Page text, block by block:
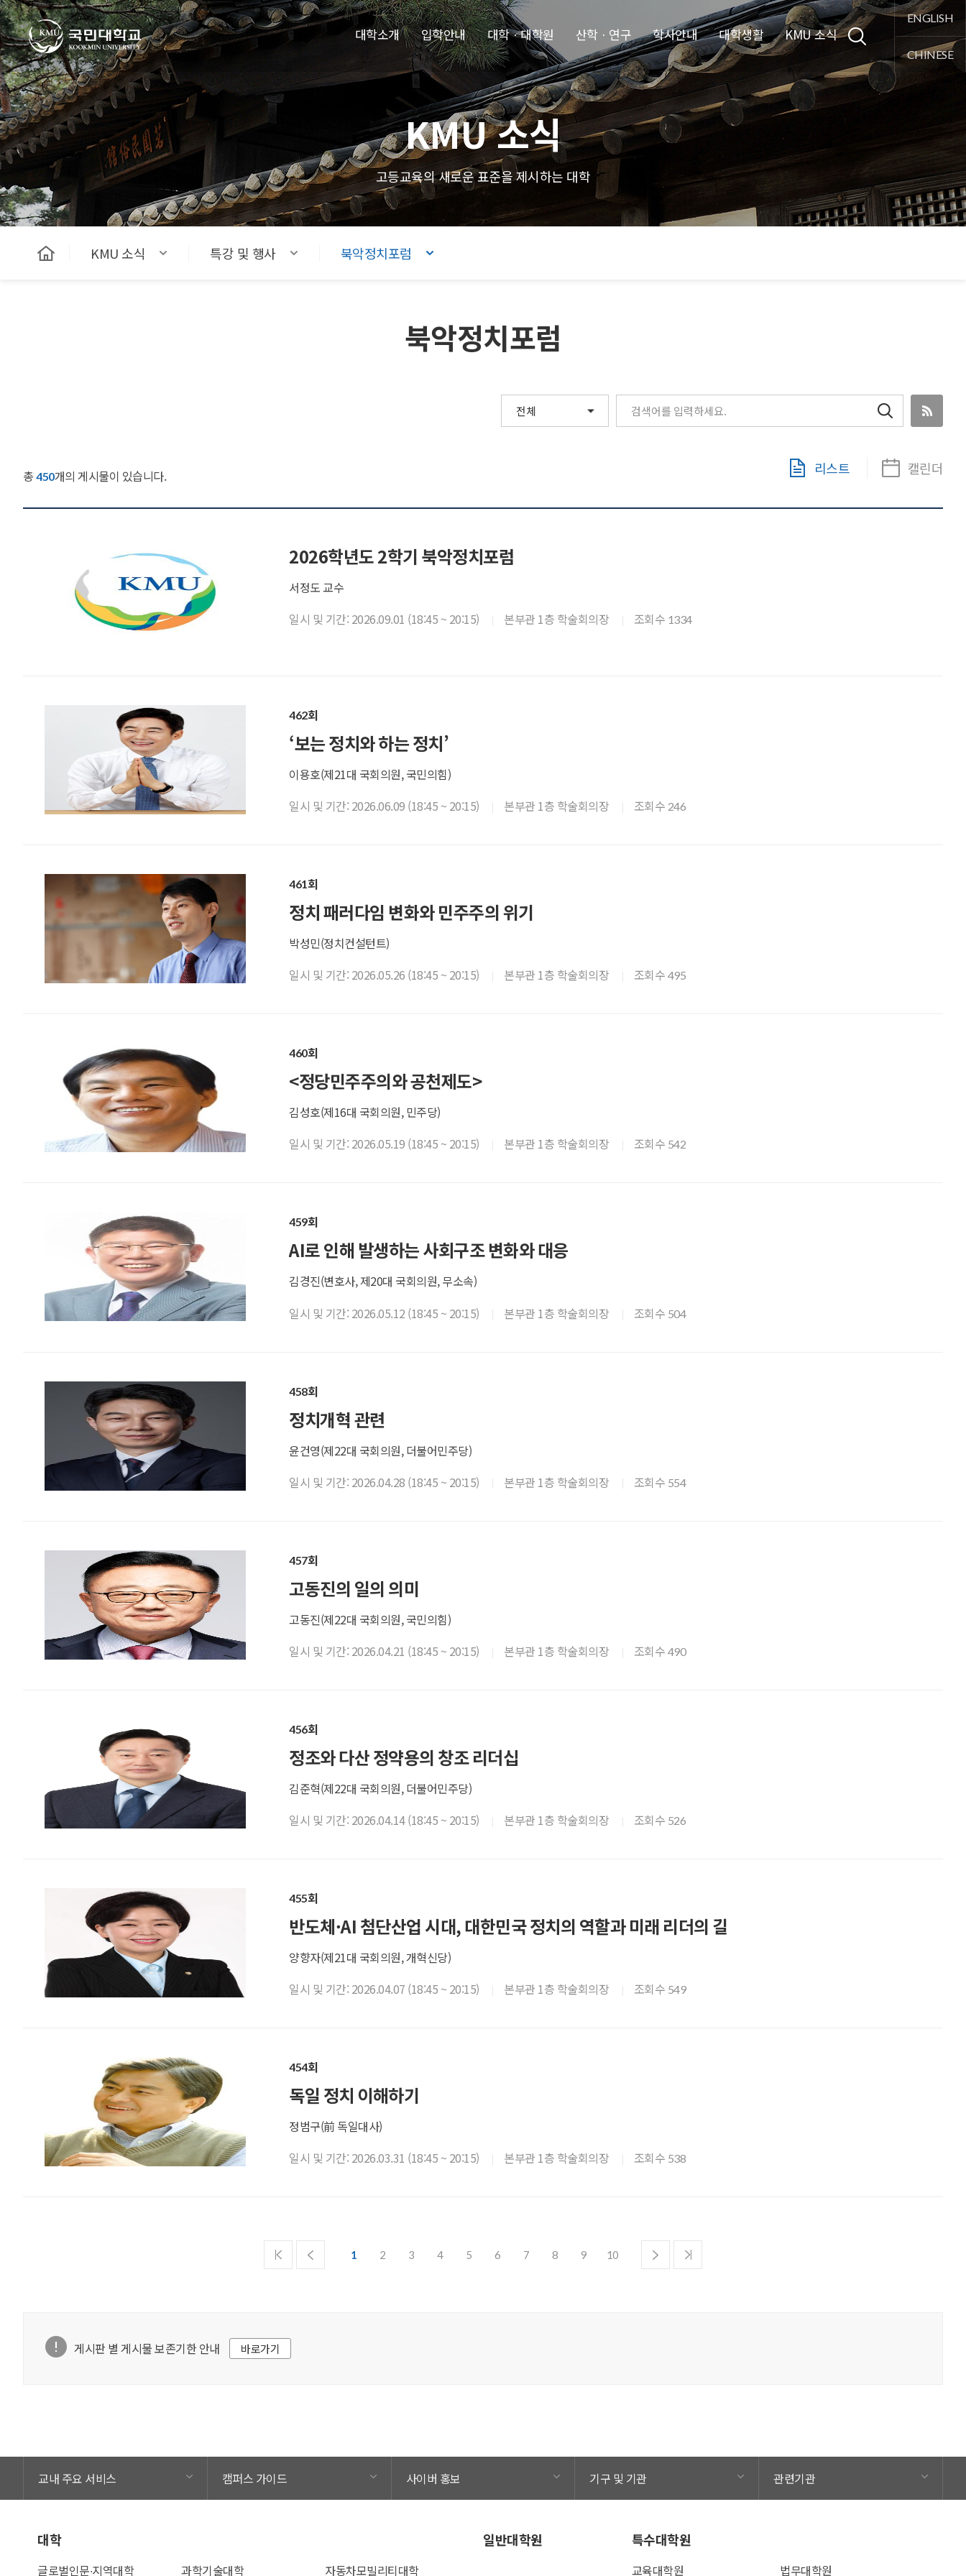
주메뉴 바로가기
본문내용 바로가기
푸터 바로가기
국민대학교
대학소개 입학안내 대학ㆍ대학원 산학ㆍ연구 학사안내 대학생활 KMU 소식
통합검색
ENGLISH
CHINESE
KMU 소식
고등교육의 새로운 표준을 제시하는 대학
KMU 소식 특강 및 행사 북악정치포럼
북악정치포럼
검색 RSS
리스트 캘린더
총 450개의 게시물이 있습니다.
2026학년도 2학기 북악정치포럼
서정도 교수
일시 및 기간: 2026.09.01 (18:45 ~ 20:15)
본부관 1층 학술회의장 조회수 1334
462회
‘보는 정치와 하는 정치’
이용호(제21대 국회의원, 국민의힘)
일시 및 기간: 2026.06.09 (18:45 ~ 20:15)
본부관 1층 학술회의장 조회수 246
461회
정치 패러다임 변화와 민주주의 위기
박성민(정치컨설턴트)
일시 및 기간: 2026.05.26 (18:45 ~ 20:15)
본부관 1층 학술회의장 조회수 495
460회
<정당민주주의와 공천제도>
김성호(제16대 국회의원, 민주당)
일시 및 기간: 2026.05.19 (18:45 ~ 20:15)
본부관 1층 학술회의장 조회수 542
459회
AI로 인해 발생하는 사회구조 변화와 대응
김경진(변호사, 제20대 국회의원, 무소속)
일시 및 기간: 2026.05.12 (18:45 ~ 20:15)
본부관 1층 학술회의장 조회수 504
458회
정치개혁 관련
윤건영(제22대 국회의원, 더불어민주당)
일시 및 기간: 2026.04.28 (18:45 ~ 20:15)
본부관 1층 학술회의장 조회수 554
457회
고동진의 일의 의미
고동진(제22대 국회의원, 국민의힘)
일시 및 기간: 2026.04.21 (18:45 ~ 20:15)
본부관 1층 학술회의장 조회수 490
456회
정조와 다산 정약용의 창조 리더십
김준혁(제22대 국회의원, 더불어민주당)
일시 및 기간: 2026.04.14 (18:45 ~ 20:15)
본부관 1층 학술회의장 조회수 526
455회
반도체·AI 첨단산업 시대, 대한민국 정치의 역할과 미래 리더의 길
양향자(제21대 국회의원, 개혁신당)
일시 및 기간: 2026.04.07 (18:45 ~ 20:15)
본부관 1층 학술회의장 조회수 549
454회
독일 정치 이해하기
정범구(前 독일대사)
일시 및 기간: 2026.03.31 (18:45 ~ 20:15)
본부관 1층 학술회의장 조회수 538
1 2 3 4 5 6 7 8 9 10
게시판 별 게시물 보존기한 안내 바로가기
교내 주요 서비스 캠퍼스 가이드 사이버 홍보 기구 및 기관 관련기관
대학
글로벌인문∙지역대학 과학기술대학 자동차모빌리티대학
일반대학원 특수대학원
교육대학원 법무대학원